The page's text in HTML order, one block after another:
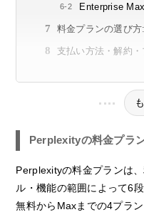
Enterprise
料金プランの選び
支払い方法・解約
Perplexityの料金プラ
Perplexityの料金プランは
ル・機能の範囲によって6
無料からMaxまでの4プラ